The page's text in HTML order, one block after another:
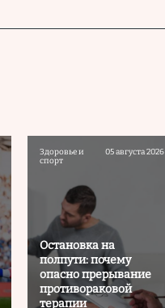
Здоровье и
спорт
05 августа 2026
Остановка на
полпути: почему
опасно прерывание
противораковой
терапии